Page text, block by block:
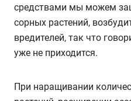
средствами мы можем
сорных растений,
вредителей, так что
уже не приходится.
При наращивании